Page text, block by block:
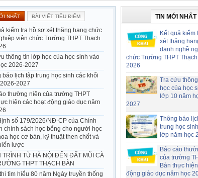
NHẤT BÀI VIẾT TIÊU ĐIỂM
kiểm tra hồ sơ xét thăng hạng chức
viên chức Trường THPT Thạch
thông tin lớp học của học sinh vào
2026-2027
báo lịch tập trung học sinh các khối
2027
thường niên của trường THPT
hiện các hoạt động giáo dục năm
số 179/2026/NĐ-CP của Chính
chính sách học bổng cho người học
học cơ bản, kỹ thuật then chốt và
lược
TRÌNH TỪ HÀ NỘI ĐẾN ĐẤT MŨI CÀ
THPT THẠCH BÀN
tìm hiểu 80 năm Ngày truyền thống
TIN MỚI NHẤT
Kết quả kiểm
xét thăng
danh nghề
chức Trường THPT
2026
Tra cứu
học của học
lớp 10 năm
2027
Thông báo
trung học
lớp năm học
Báo cáo
của trường
Bàn thực
động giáo dục năm học